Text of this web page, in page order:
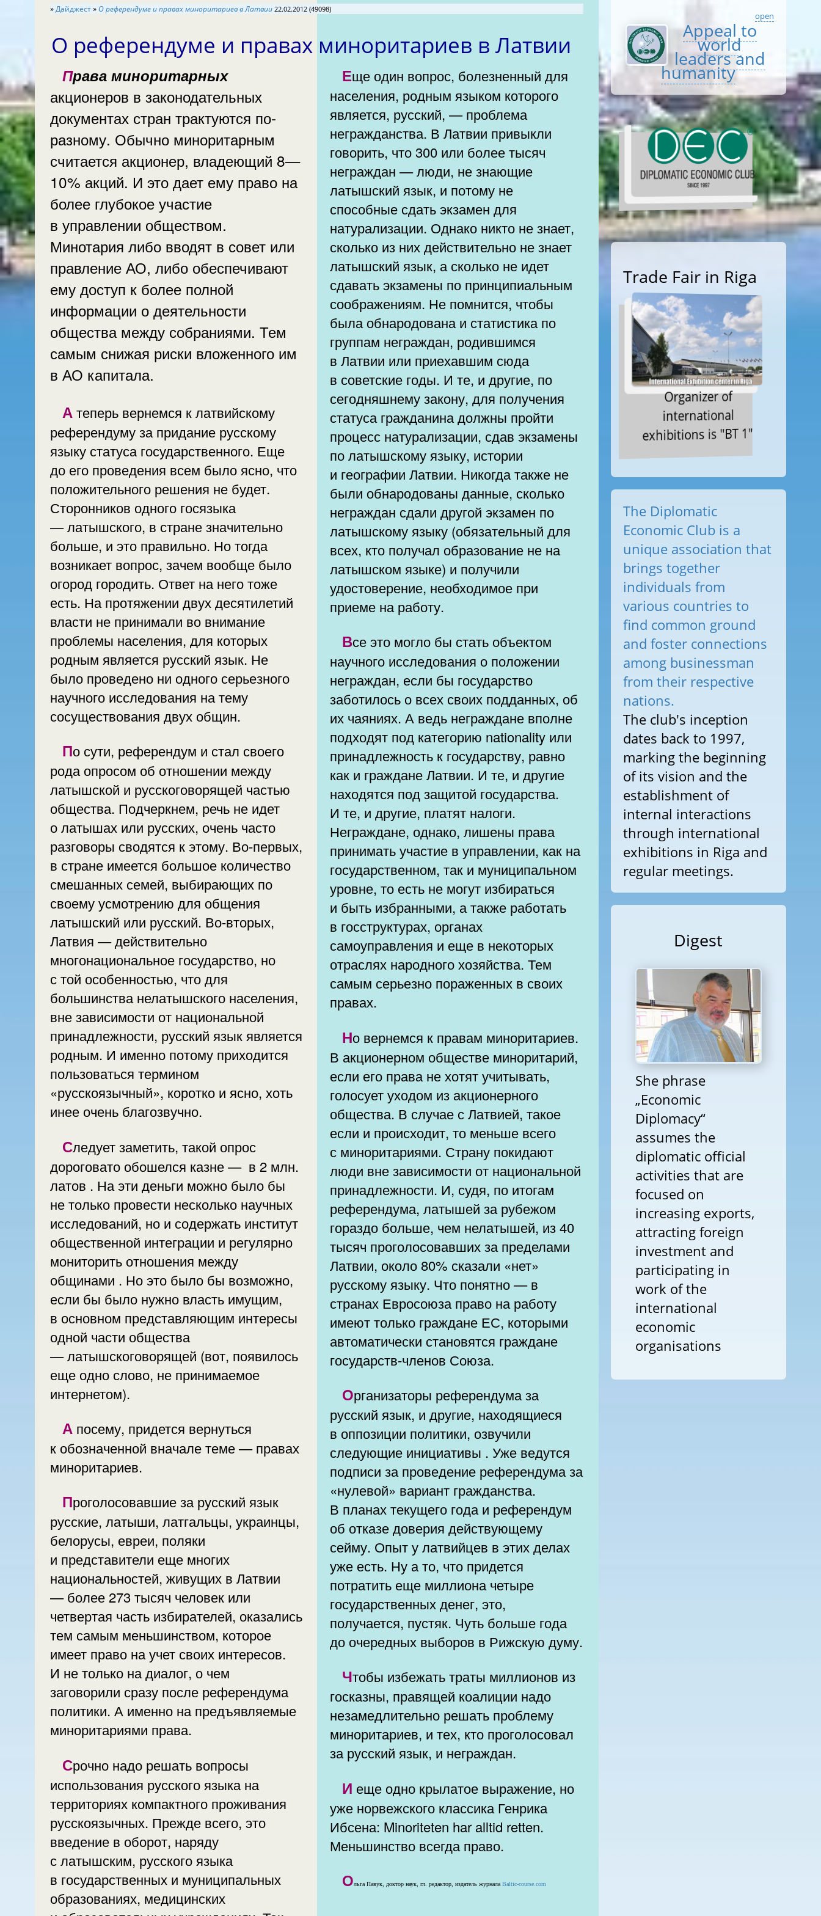
»Дайджест» О референдуме и правах миноритариев в Латвии 22.02.2012 (49098)
О референдуме и правах миноритариев в Латвии
Права миноритарных
акционеров в законодательных
документах стран трактуются по-
разному. Обычно миноритарным
считается акционер, владеющий 8—
10% акций. И это дает ему право на
более глубокое участие
в управлении обществом.
Минотария либо вводят в совет или
правление АО, либо обеспечивают
ему доступ к более полной
информации о деятельности
общества между собраниями. Тем
самым снижая риски вложенного им
в АО капитала.
А теперь вернемся к латвийскому
референдуму за придание русскому
языку статуса государственного. Еще
до его проведения всем было ясно, что
положительного решения не будет.
Сторонников одного госязыка
— латышского, в стране значительно
больше, и это правильно. Но тогда
возникает вопрос, зачем вообще было
огород городить. Ответ на него тоже
есть. На протяжении двух десятилетий
власти не принимали во внимание
проблемы населения, для которых
родным является русский язык. Не
было проведено ни одного серьезного
научного исследования на тему
сосуществования двух общин.
По сути, референдум и стал своего
рода опросом об отношении между
латышской и русскоговорящей частью
общества. Подчеркнем, речь не идет
о латышах или русских, очень часто
разговоры сводятся к этому. Во-первых,
в стране имеется большое количество
смешанных семей, выбирающих по
своему усмотрению для общения
латышский или русский. Во-вторых,
Латвия — действительно
многонациональное государство, но
с той особенностью, что для
большинства нелатышского населения,
вне зависимости от национальной
принадлежности, русский язык является
родным. И именно потому приходится
пользоваться термином
«русскоязычный», коротко и ясно, хоть
инее очень благозвучно.
Следует заметить, такой опрос
дороговато обошелся казне — в 2 млн.
латов . На эти деньги можно было бы
не только провести несколько научных
исследований, но и содержать институт
общественной интеграции и регулярно
мониторить отношения между
общинами . Но это было бы возможно,
если бы было нужно власть имущим,
в основном представляющим интересы
одной части общества
— латышскоговорящей (вот, появилось
еще одно слово, не принимаемое
интернетом).
А посему, придется вернуться
к обозначенной вначале теме — правах
миноритариев.
Проголосовавшие за русский язык
русские, латыши, латгальцы, украинцы,
белорусы, евреи, поляки
и представители еще многих
национальностей, живущих в Латвии
— более 273 тысяч человек или
четвертая часть избирателей, оказались
тем самым меньшинством, которое
имеет право на учет своих интересов.
И не только на диалог, о чем
заговорили сразу после референдума
политики. А именно на предъявляемые
миноритариями права.
Срочно надо решать вопросы
использования русского языка на
территориях компактного проживания
русскоязычных. Прежде всего, это
введение в оборот, наряду
с латышским, русского языка
в государственных и муниципальных
образованиях, медицинских
Еще один вопрос, болезненный для
населения, родным языком которого
является, русский, — проблема
негражданства. В Латвии привыкли
говорить, что 300 или более тысяч
неграждан — люди, не знающие
латышский язык, и потому не
способные сдать экзамен для
натурализации. Однако никто не знает,
сколько из них действительно не знает
латышский язык, а сколько не идет
сдавать экзамены по принципиальным
соображениям. Не помнится, чтобы
была обнародована и статистика по
группам неграждан, родившимся
в Латвии или приехавшим сюда
в советские годы. И те, и другие, по
сегодняшнему закону, для получения
статуса гражданина должны пройти
процесс натурализации, сдав экзамены
по латышскому языку, истории
и географии Латвии. Никогда также не
были обнародованы данные, сколько
неграждан сдали другой экзамен по
латышскому языку (обязательный для
всех, кто получал образование не на
латышском языке) и получили
удостоверение, необходимое при
приеме на работу.
Все это могло бы стать объектом
научного исследования о положении
неграждан, если бы государство
заботилось о всех своих подданных, об
их чаяниях. А ведь неграждане вполне
подходят под категорию nationality или
принадлежность к государству, равно
как и граждане Латвии. И те, и другие
находятся под защитой государства.
И те, и другие, платят налоги.
Неграждане, однако, лишены права
принимать участие в управлении, как на
государственном, так и муниципальном
уровне, то есть не могут избираться
и быть избранными, а также работать
в госструктурах, органах
самоуправления и еще в некоторых
отраслях народного хозяйства. Тем
самым серьезно пораженных в своих
правах.
Но вернемся к правам миноритариев.
В акционерном обществе миноритарий,
если его права не хотят учитывать,
голосует уходом из акционерного
общества. В случае с Латвией, такое
если и происходит, то меньше всего
с миноритариями. Страну покидают
люди вне зависимости от национальной
принадлежности. И, судя, по итогам
референдума, латышей за рубежом
гораздо больше, чем нелатышей, из 40
тысяч проголосовавших за пределами
Латвии, около 80% сказали «нет»
русскому языку. Что понятно — в
странах Евросоюза право на работу
имеют только граждане ЕС, которыми
автоматически становятся граждане
государств-членов Союза.
Организаторы референдума за
русский язык, и другие, находящиеся
в оппозиции политики, озвучили
следующие инициативы . Уже ведутся
подписи за проведение референдума за
«нулевой» вариант гражданства.
В планах текущего года и референдум
об отказе доверия действующему
сейму. Опыт у латвийцев в этих делах
уже есть. Ну а то, что придется
потратить еще миллиона четыре
государственных денег, это,
получается, пустяк. Чуть больше года
до очередных выборов в Рижскую думу.
Чтобы избежать траты миллионов из
госказны, правящей коалиции надо
незамедлительно решать проблему
миноритариев, и тех, кто проголосовал
за русский язык, и неграждан.
И еще одно крылатое выражение, но
уже норвежского классика Генрика
Ибсена: Minoriteten har alltid retten.
Меньшинство всегда право.
Ольга Павук, доктор наук, гл. редактор, издатель журналаBaltic-course.com
open
Appeal to
world
leaders and
humanity
Trade Fair in Riga
Organizer of
international
exhibitions is "BT 1"
The Diplomatic
Economic Club is a
unique association that
brings together
individuals from
various countries to
find common ground
and foster connections
among businessman
from their respective
nations.
The club's inception
dates back to 1997,
marking the beginning
of its vision and the
establishment of
internal interactions
through international
exhibitions in Riga and
regular meetings.
Digest
She phrase
„Economic
Diplomacy“
assumes the
diplomatic official
activities that are
focused on
increasing exports,
attracting foreign
investment and
participating in
work of the
international
economic
organisations